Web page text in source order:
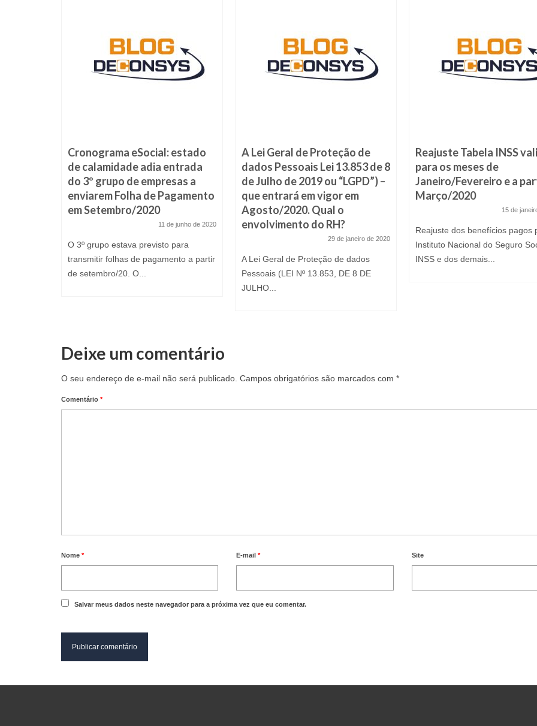
Cronograma eSocial: estado
de calamidade adia entrada
do 3º grupo de empresas a
enviarem Folha de Pagamento
em Setembro/2020
11 de junho de 2020
O 3º grupo estava previsto para
transmitir folhas de pagamento a partir
de setembro/20. O...
A Lei Geral de Proteção de
dados Pessoais Lei 13.853 de 8
de Julho de 2019 ou “LGPD”) –
que entrará em vigor em
Agosto/2020. Qual o
envolvimento do RH?
29 de janeiro de 2020
A Lei Geral de Proteção de dados
Pessoais (LEI Nº 13.853, DE 8 DE
JULHO...
Reajuste Tabela INSS
para os meses de
Janeiro/Fevereiro e a
Março/2020
15 de
Reajuste dos benefícios pagos
Instituto Nacional do Seguro
INSS e dos demais...
Deixe um comentário
O seu endereço de e-mail não será publicado. Campos obrigatórios são marcados com *
Comentário *
Nome * E-mail* Site
Salvar meus dados neste navegador para a próxima vez que eu comentar.